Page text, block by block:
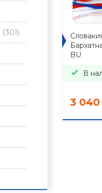
(301)
BU
В
3 040